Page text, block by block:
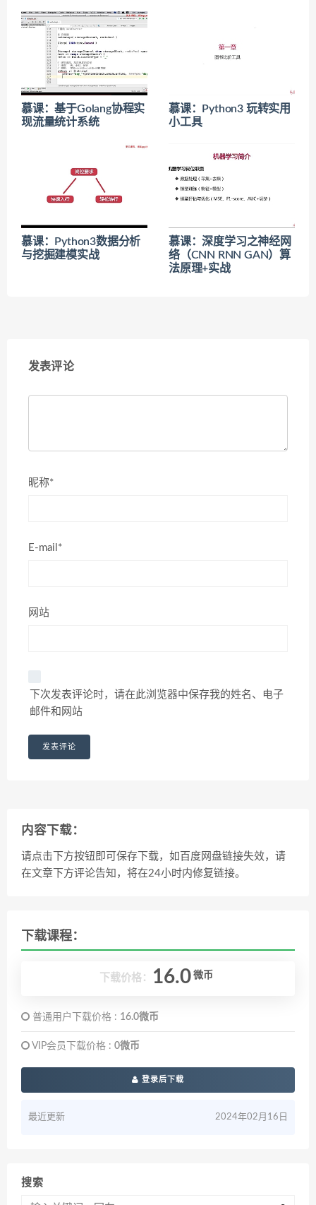
慕课：基于Golang协程实
现流量统计系统
慕课：Python3 玩转实用
小工具
慕课：Python3数据分析
与挖掘建模实战
慕课：深度学习之神经网
络（CNN RNN GAN）算
法原理+实战
发表评论
昵称*
E-mail*
网站
下次发表评论时，请在此浏览器中保存我的姓名、电子
邮件和网站
内容下载：
请点击下方按钮即可保存下载，如百度网盘链接失效，请
在文章下方评论告知，将在24小时内修复链接。
下载课程：
下载价格： 16.0 微币
普通用户下载价格 : 16.0微币
VIP会员下载价格 : 0微币
登录后下载
最近更新 2024年02月16日
搜索